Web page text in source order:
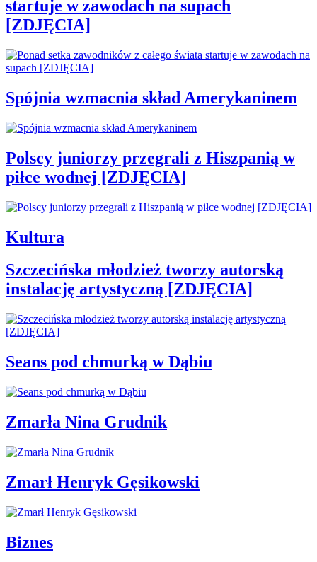
startuje w zawodach na supach
[ZDJĘCIA]
Spójnia wzmacnia skład Amerykaninem
Polscy juniorzy przegrali z Hiszpanią w
piłce wodnej [ZDJĘCIA]
Kultura
Szczecińska młodzież tworzy autorską
instalację artystyczną [ZDJĘCIA]
Seans pod chmurką w Dąbiu
Zmarła Nina Grudnik
Zmarł Henryk Gęsikowski
Biznes